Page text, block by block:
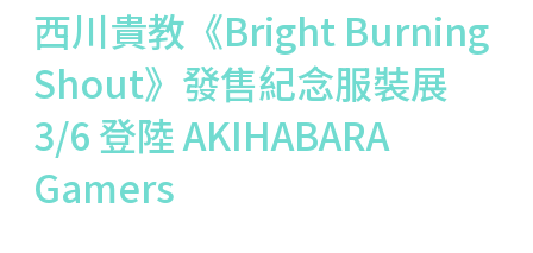
西川貴教《Bright Burning
Shout》發售紀念服裝展
3/6 登陸 AKIHABARA
Gamers